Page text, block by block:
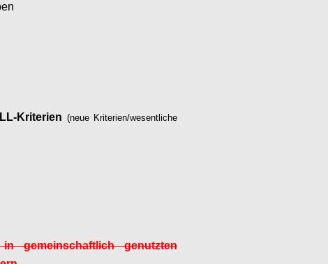
Kriterien (neue Kriterien/wesentliche
gemeinschaftlich genutzten